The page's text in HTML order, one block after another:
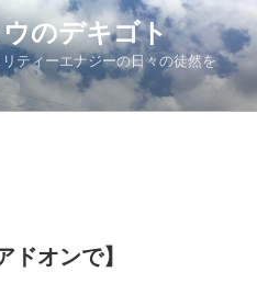
のデキゴト
ティーエナジーの日々の徒然を
ドオンで】